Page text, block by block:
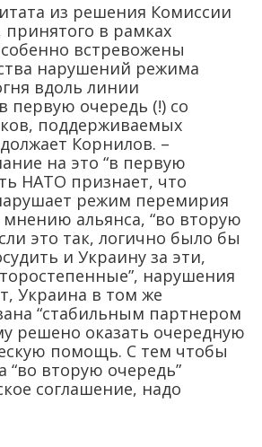
из решения Комиссии
в рамках
встревожены
нарушений режима
вдоль линии
первую очередь (!) со
поддерживаемых
Корнилов. –
на это “в первую
НАТО признает, что
режим перемирия
мнению альянса, “во вторую
это так, логично было бы
и Украину за эти,
нарушения
Украина в том же
“стабильным партнером
решено оказать очередную
помощь. С тем чтобы
“во вторую очередь”
соглашение, надо